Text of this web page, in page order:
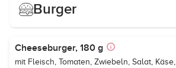
Burger
Cheeseburger, 180 g
mit Fleisch, Tomaten, Zwiebeln, Salat, Käse,